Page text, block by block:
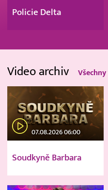
Policie Delta
Video archiv
07.08.2026 06:00
Soudkyně Barbara